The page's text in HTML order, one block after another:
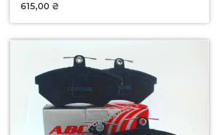
615,00 ₴